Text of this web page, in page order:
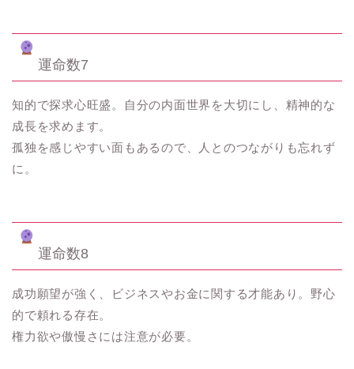
運命数7
知的で探求心旺盛。自分の内面世界を大切にし、精神的な
成長を求めます。
孤独を感じやすい面もあるので、人とのつながりも忘れず
に。
運命数8
成功願望が強く、ビジネスやお金に関する才能あり。野心
的で頼れる存在。
権力欲や傲慢さには注意が必要。